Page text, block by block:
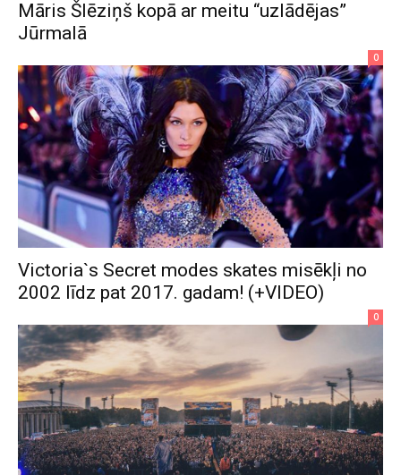
Māris Šlēziņš kopā ar meitu “uzlādējas”
Jūrmalā
0
Victoria`s Secret modes skates misēkļi no
2002 līdz pat 2017. gadam! (+VIDEO)
0